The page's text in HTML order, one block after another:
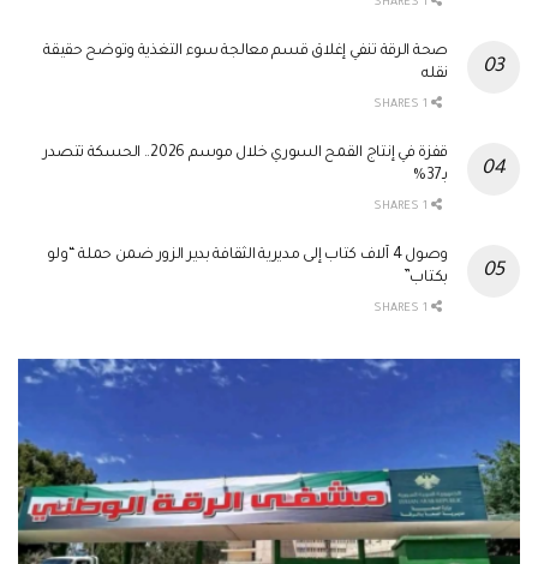
صحة الرقة تنفي إغلاق قسم معالجة سوء التغذية وتوضح حقيقة
نقله
قفزة في إنتاج القمح السوري خلال موسم 2026.. الحسكة تتصدر
بـ37%
وصول 4 آلاف كتاب إلى مديرية الثقافة بدير الزور ضمن حملة “ولو
بكتاب”